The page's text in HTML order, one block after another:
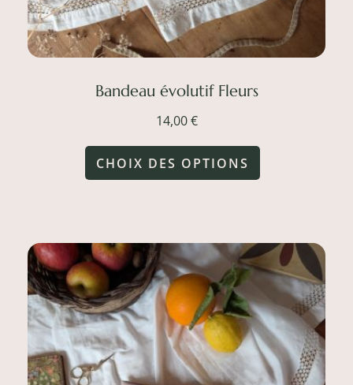
Bandeau évolutif Fleurs
14,00€
CHOIX DES OPTIONS
plusieurs
variations.
Les
options
peuvent
être